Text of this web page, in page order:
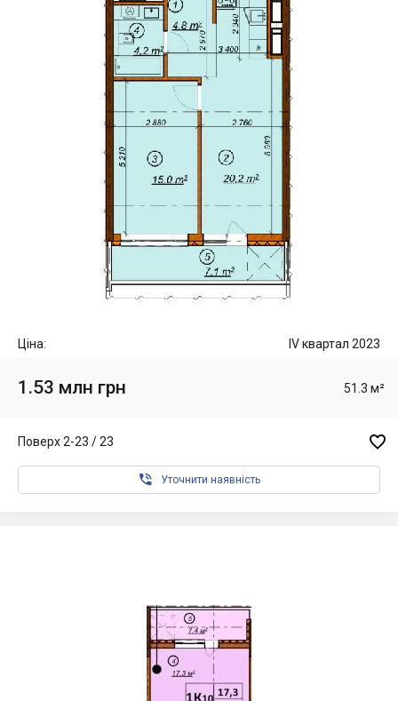
Ціна: IV квартал 2023
1.53 млн грн 51.3 м²
Поверх 2-23 / 23 
 Уточнити наявність